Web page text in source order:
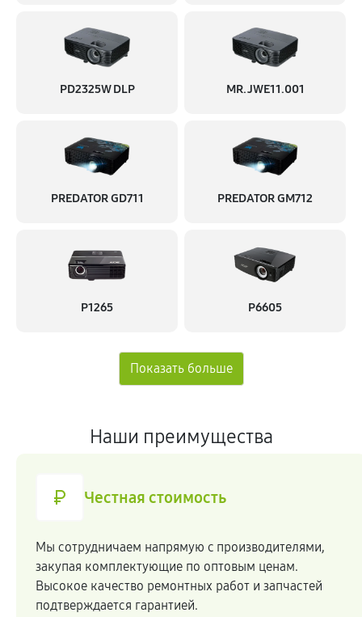
PD2325W DLP MR.JWE11.001
PREDATOR GD711 PREDATOR GM712
P1265 P6605
Наши преимущества
Честная стоимость
Мы сотрудничаем напрямую c производителями,
закупая комплектующие по оптовым ценам.
Высокое качество ремонтных работ и запчастей
подтверждается гарантией.